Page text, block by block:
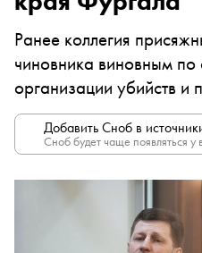
Ранее коллегия
чиновника виновным
организации убийств и
Добавить Сноб в
Сноб будет чаще появляться у